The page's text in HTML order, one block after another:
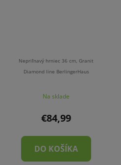
Nepriľnavý hrniec 36 cm, Granit
Diamond line BerlingerHaus
Na sklade
€84,99
DO KOŠÍKA